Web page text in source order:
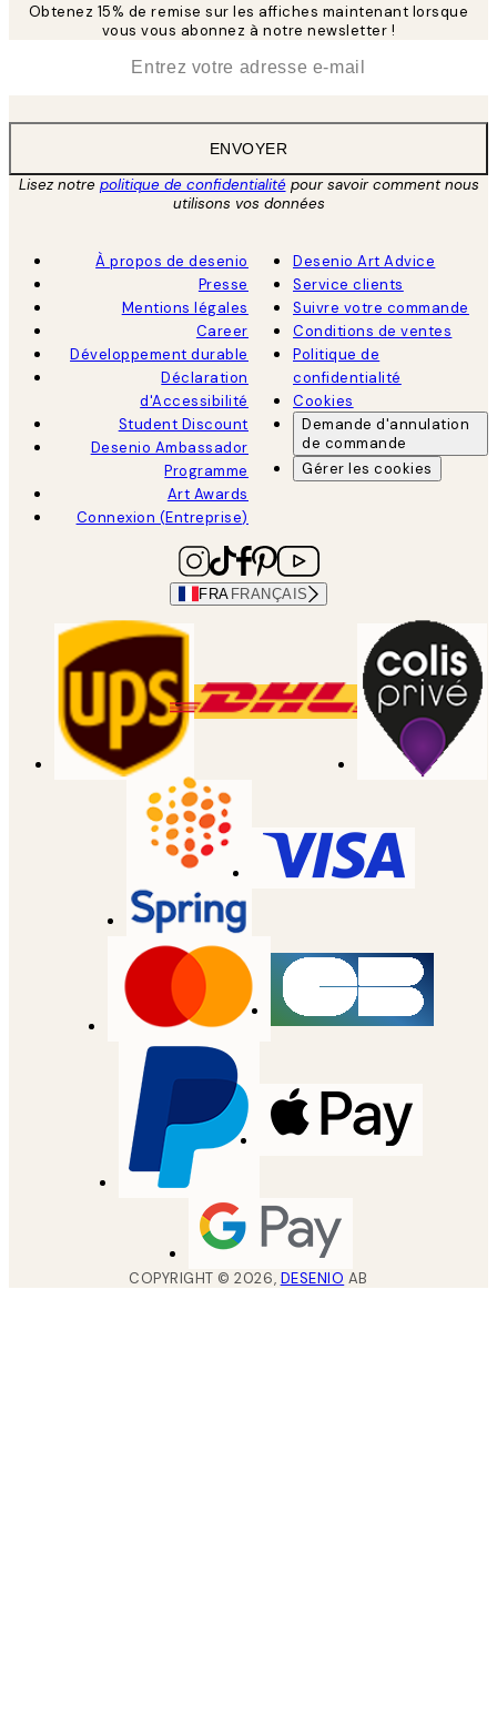
Obtenez 15% de remise sur les affiches maintenant lorsque
vous vous abonnez à notre newsletter !
ENVOYER
Lisez notre politique de confidentialitépour savoir comment nous
utilisons vos données
À propos de desenio
Presse
Mentions légales
Career
Développement durable
Déclaration
d'Accessibilité
Student Discount
Desenio Ambassador
Programme
Art Awards
Connexion (Entreprise)
Desenio Art Advice
Service clients
Suivre votre commande
Conditions de ventes
Politique de
confidentialité
Cookies
Demande d'annulation
de commande
Gérer les cookies
FRA FRANÇAIS
COPYRIGHT ©2026, DESENIO AB